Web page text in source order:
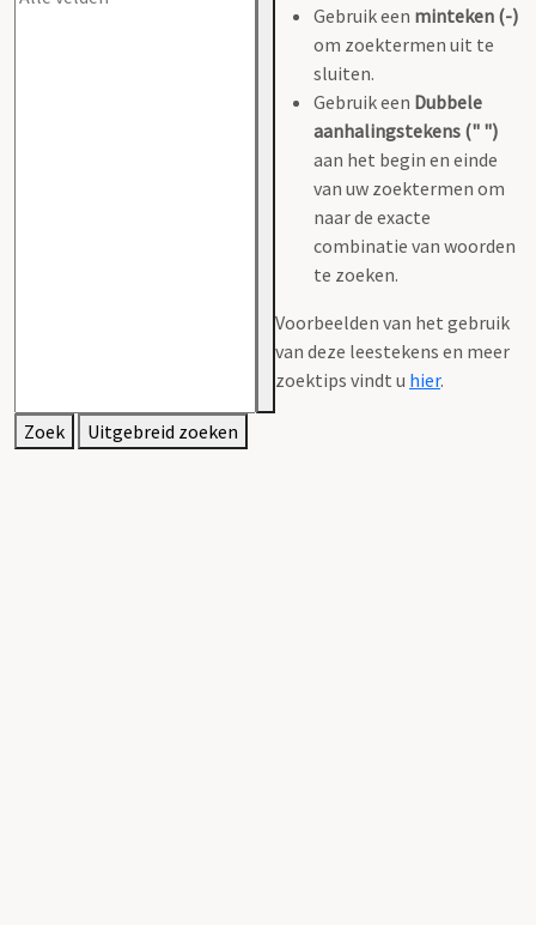
Gebruik een minteken (-)
om zoektermen uit te
sluiten.
Gebruik een Dubbele
aanhalingstekens (" ")
aan het begin en einde
van uw zoektermen om
naar de exacte
combinatie van woorden
te zoeken.
Voorbeelden van het gebruik
van deze leestekens en meer
zoektips vindt u hier.
Zoek Uitgebreid zoeken